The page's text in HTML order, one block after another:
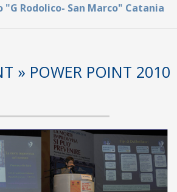
"G Rodolico- San Marco" Catania
» POWER POINT 2010